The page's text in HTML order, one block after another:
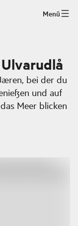
Menü
bei der du
und auf
Meer blicken